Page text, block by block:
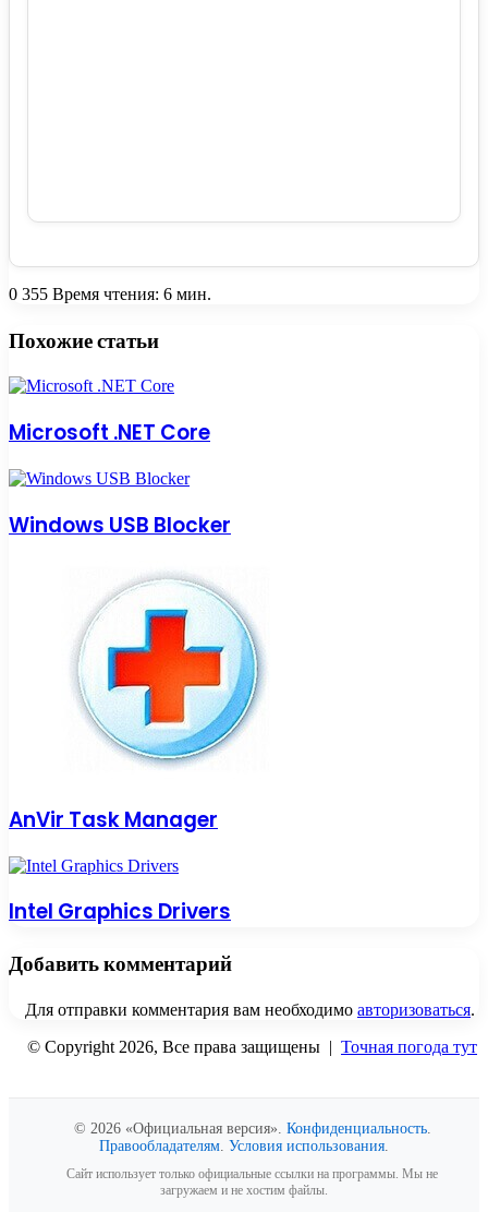
0 355 Время чтения: 6 мин.
через
электронную
Похожие статьи
Microsoft .NET Core
Windows USB Blocker
AnVir Task Manager
Intel Graphics Drivers
Добавить комментарий
Для отправки комментария вам необходимо авторизоваться.
© Copyright 2026, Все права защищены | Точная погода тут
© 2026 «Официальная версия». Конфиденциальность.
Правообладателям Условия использования
Сайт использует только официальные ссылки на программы. Мы не
загружаем и не хостим файлы.